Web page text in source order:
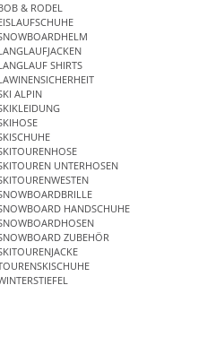
& RODEL
SHIRTS
ALPIN
UNTERHOSEN
HANDSCHUHE
ZUBEHÖR